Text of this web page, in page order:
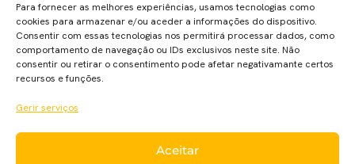
Para fornecer as melhores experiências, usamos tecnologias como
cookies para armazenar e/ou aceder a informações do dispositivo.
Consentir com essas tecnologias nos permitirá processar dados, como
comportamento de navegação ou IDs exclusivos neste site. Não
consentir ou retirar o consentimento pode afetar negativamante certos
recursos e funções.
Gerir serviços
Aceitar
CINEMA
8 Jul 2026
O Novo Teaser de “Viana, A Lenda dos
Corações de Ouro”
produção portuguesa de ani…